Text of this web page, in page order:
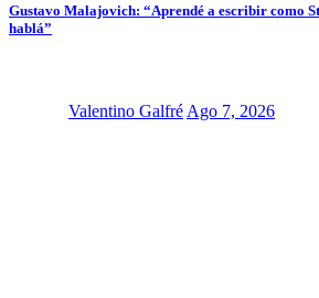
Gustavo Malajovich: “Aprendé a escribir como
hablá”
Valentino Galfré Ago 7, 2026